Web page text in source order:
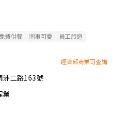
免費供餐 同事可愛 員工旅遊
經濟部商業司查詢
洲二路163號
業